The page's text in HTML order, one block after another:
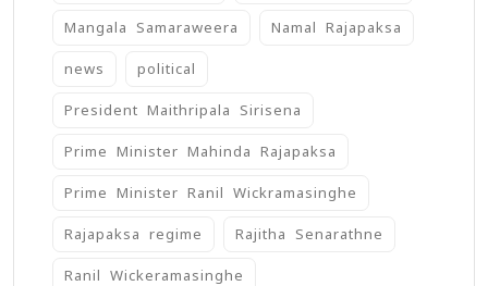
Mangala Samaraweera Namal Rajapaksa
news political
President Maithripala Sirisena
Prime Minister Mahinda Rajapaksa
Prime Minister Ranil Wickramasinghe
Rajapaksa regime Rajitha Senarathne
Ranil Wickeramasinghe